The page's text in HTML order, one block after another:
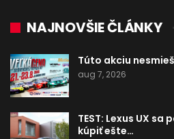
NAJNOVŠIE ČLÁNKY
Túto akciu
aug 7, 2026
TEST: Lexus UX
kúpiť ešte…